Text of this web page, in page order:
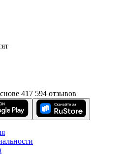
417 594 отзывов